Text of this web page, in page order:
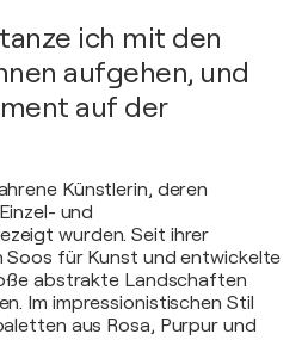
ich mit den
aufgehen, und
auf der
Künstlerin, deren
und
wurden. Seit ihrer
Soos für Kunst und entwickelte
abstrakte Landschaften
Im impressionistischen Stil
aus Rosa, Purpur und